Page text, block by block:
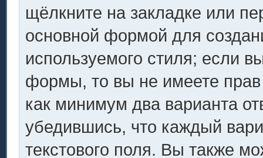
щёлкните на закладке или
основной формой для
используемого стиля; если
формы, то вы не имеете прав
как минимум два варианта
убедившись, что каждый
текстового поля. Вы также